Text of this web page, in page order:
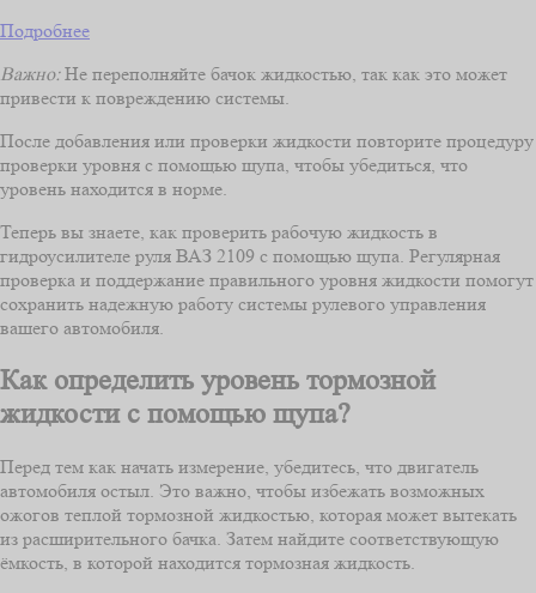
Подробнее
Важно:Не переполняйте бачок жидкостью, так как это может
привести к повреждению системы.
После добавления или проверки жидкости повторите процедуру
проверки уровня с помощью щупа, чтобы убедиться, что
уровень находится в норме.
Теперь вы знаете, как проверить рабочую жидкость в
гидроусилителе руля ВАЗ 2109 с помощью щупа. Регулярная
проверка и поддержание правильного уровня жидкости помогут
сохранить надежную работу системы рулевого управления
вашего автомобиля.
Как определить уровень тормозной
жидкости с помощью щупа?
Перед тем как начать измерение, убедитесь, что двигатель
автомобиля остыл. Это важно, чтобы избежать возможных
ожогов теплой тормозной жидкостью, которая может вытекать
из расширительного бачка. Затем найдите соответствующую
ёмкость, в которой находится тормозная жидкость.